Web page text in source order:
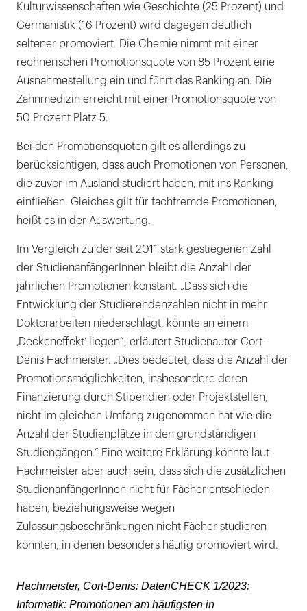
Kulturwissenschaften wie Geschichte (25 Prozent) und
Germanistik (16 Prozent) wird dagegen deutlich
seltener promoviert. Die Chemie nimmt mit einer
rechnerischen Promotionsquote von 85 Prozent eine
Ausnahmestellung ein und führt das Ranking an. Die
Zahnmedizin erreicht mit einer Promotionsquote von
50 Prozent Platz 5.
Bei den Promotionsquoten gilt es allerdings zu
berücksichtigen, dass auch Promotionen von Personen,
die zuvor im Ausland studiert haben, mit ins Ranking
einfließen. Gleiches gilt für fachfremde Promotionen,
heißt es in der Auswertung.
Im Vergleich zu der seit 2011 stark gestiegenen Zahl
der StudienanfängerInnen bleibt die Anzahl der
jährlichen Promotionen konstant. „Dass sich die
Entwicklung der Studierendenzahlen nicht in mehr
Doktorarbeiten niederschlägt, könnte an einem
‚Deckeneffekt‘ liegen“, erläutert Studienautor Cort-
Denis Hachmeister. „Dies bedeutet, dass die Anzahl der
Promotionsmöglichkeiten, insbesondere deren
Finanzierung durch Stipendien oder Projektstellen,
nicht im gleichen Umfang zugenommen hat wie die
Anzahl der Studienplätze in den grundständigen
Studiengängen.“ Eine weitere Erklärung könnte laut
Hachmeister aber auch sein, dass sich die zusätzlichen
StudienanfängerInnen nicht für Fächer entschieden
haben, beziehungsweise wegen
Zulassungsbeschränkungen nicht Fächer studieren
konnten, in denen besonders häufig promoviert wird.
Hachmeister, Cort-Denis: DatenCHECK 1/2023:
Informatik: Promotionen am häufigsten in